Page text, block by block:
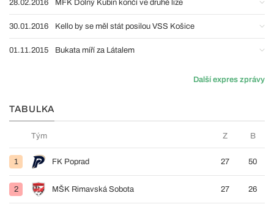
28.02.2016 MFK Dolný Kubín končí ve druhé lize
30.01.2016 Kello by se měl stát posilou VSS Košice
01.11.2015 Bukata míří za Látalem
Další expres zprávy
TABULKA
Tým Z B
1 FK Poprad 27 50
2 MŠK Rimavská Sobota 27 26